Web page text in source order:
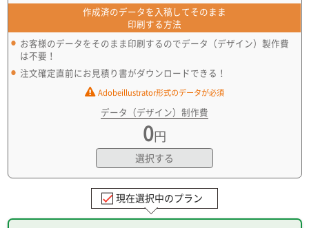
作成済のデータを入稿してそのまま
印刷する方法
お客様のデータをそのまま印刷するのでデータ（デザイン）製作費
は不要！
注文確定直前にお見積り書がダウンロードできる！
Adobeillustrator形式のデータが必須
データ（デザイン）制作費
0円
選択する
現在選択中のプラン